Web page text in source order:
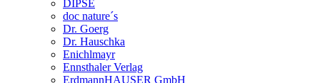
DIPSE
doc nature´s
Dr. Goerg
Dr. Hauschka
Enichlmayr
Ennsthaler Verlag
ErdmannHAUSER GmbH